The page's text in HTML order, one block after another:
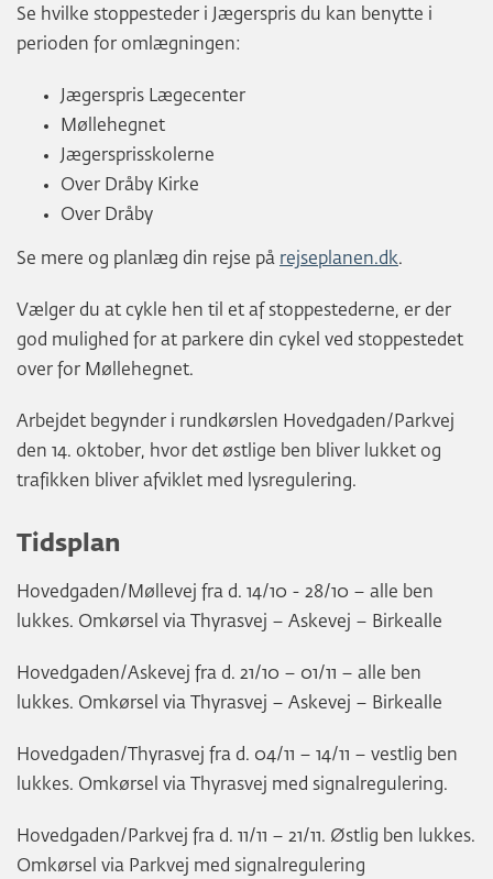
Se hvilke stoppesteder i Jægerspris du kan benytte i
perioden for omlægningen:
Jægerspris Lægecenter
Møllehegnet
Jægersprisskolerne
Over Dråby Kirke
Over Dråby
Se mere og planlæg din rejse på rejseplanen.dk.
Vælger du at cykle hen til et af stoppestederne, er der
god mulighed for at parkere din cykel ved stoppestedet
over for Møllehegnet.
Arbejdet begynder i rundkørslen Hovedgaden/Parkvej
den 14. oktober, hvor det østlige ben bliver lukket og
trafikken bliver afviklet med lysregulering.
Tidsplan
Hovedgaden/Møllevej fra d. 14/10 - 28/10 – alle ben
lukkes. Omkørsel via Thyrasvej – Askevej – Birkealle
Hovedgaden/Askevej fra d. 21/10 – 01/11 – alle ben
lukkes. Omkørsel via Thyrasvej – Askevej – Birkealle
Hovedgaden/Thyrasvej fra d. 04/11 – 14/11 – vestlig ben
lukkes. Omkørsel via Thyrasvej med signalregulering.
Hovedgaden/Parkvej fra d. 11/11 – 21/11. Østlig ben lukkes.
Omkørsel via Parkvej med signalregulering